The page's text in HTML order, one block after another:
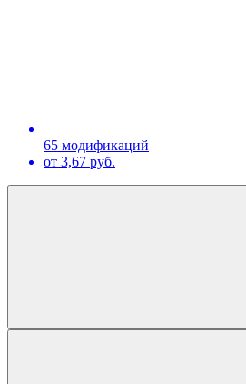
65 модификаций
от 3,67 руб.